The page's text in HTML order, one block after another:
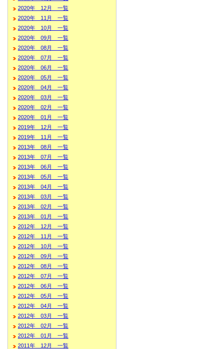
2020年 12月 一覧
2020年 11月 一覧
2020年 10月 一覧
2020年 09月 一覧
2020年 08月 一覧
2020年 07月 一覧
2020年 06月 一覧
2020年 05月 一覧
2020年 04月 一覧
2020年 03月 一覧
2020年 02月 一覧
2020年 01月 一覧
2019年 12月 一覧
2019年 11月 一覧
2013年 08月 一覧
2013年 07月 一覧
2013年 06月 一覧
2013年 05月 一覧
2013年 04月 一覧
2013年 03月 一覧
2013年 02月 一覧
2013年 01月 一覧
2012年 12月 一覧
2012年 11月 一覧
2012年 10月 一覧
2012年 09月 一覧
2012年 08月 一覧
2012年 07月 一覧
2012年 06月 一覧
2012年 05月 一覧
2012年 04月 一覧
2012年 03月 一覧
2012年 02月 一覧
2012年 01月 一覧
2011年 12月 一覧